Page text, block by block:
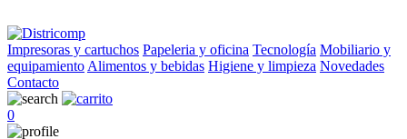
Impresoras y cartuchos Papeleria y oficina Tecnología Mobiliario y
equipamiento Alimentos y bebidas Higiene y limpieza Novedades
Contacto
0